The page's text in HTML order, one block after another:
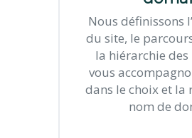
Nous définissons
du site, le
la hiérarchie des
vous
dans le choix et la
nom de